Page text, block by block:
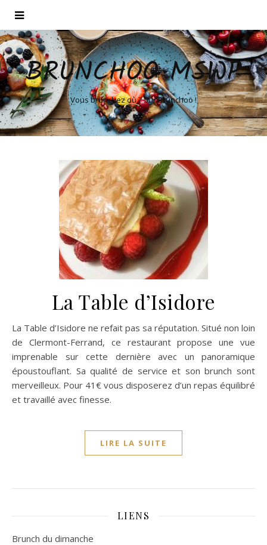
BRUNCHOO MSWP
Vous brunchez où ? Sur Brunchoo !
La Table d’Isidore
La Table d’Isidore ne refait pas sa réputation. Situé non loin
de Clermont-Ferrand, ce restaurant propose une vue
imprenable sur cette dernière avec un panoramique
époustouflant. Sa qualité de service et son brunch sont
merveilleux. Pour 41€ vous disposerez d’un repas équilibré
et travaillé avec finesse.
LIRE LA SUITE
LIENS
Brunch du dimanche